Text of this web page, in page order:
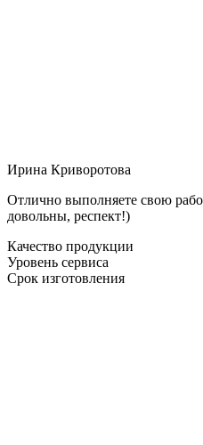
Ирина Криворотова
Отлично выполняете свою
довольны, респект!)
Качество продукции
Уровень сервиса
Срок изготовления